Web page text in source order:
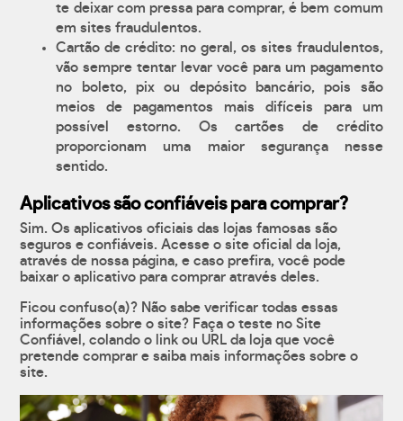
te deixar com pressa para comprar, é bem comum
em sites fraudulentos.
Cartão de crédito: no geral, os sites fraudulentos,
vão sempre tentar levar você para um pagamento
no boleto, pix ou depósito bancário, pois são
meios de pagamentos mais difíceis para um
possível estorno. Os cartões de crédito
proporcionam uma maior segurança nesse
sentido.
Aplicativos são confiáveis para comprar?
Sim. Os aplicativos oficiais das lojas famosas são
seguros e confiáveis. Acesse o site oficial da loja,
através de nossa página, e caso prefira, você pode
baixar o aplicativo para comprar através deles.
Ficou confuso(a)? Não sabe verificar todas essas
informações sobre o site? Faça o teste no Site
Confiável, colando o link ou URL da loja que você
pretende comprar e saiba mais informações sobre o
site.